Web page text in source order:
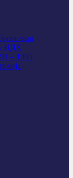
у НДХ
– 1995